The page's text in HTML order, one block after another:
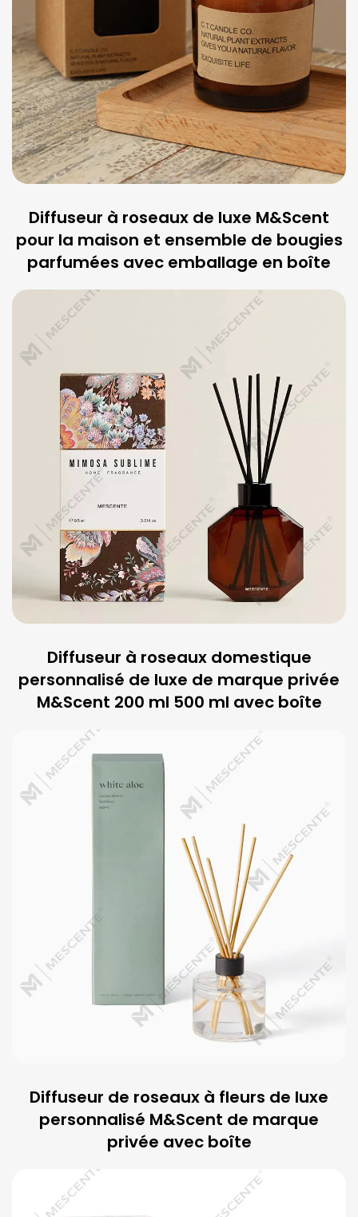
Diffuseur à roseaux de luxe M&Scent
pour la maison et ensemble de bougies
parfumées avec emballage en boîte
Diffuseur à roseaux domestique
personnalisé de luxe de marque privée
M&Scent 200 ml 500 ml avec boîte
Diffuseur de roseaux à fleurs de luxe
personnalisé M&Scent de marque
privée avec boîte